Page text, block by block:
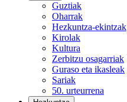
Guztiak
Oharrak
Hezkuntza-ekintzak
Kirolak
Kultura
Zerbitzu osagarriak
Guraso eta ikasleak
Sariak
50. urteurrena